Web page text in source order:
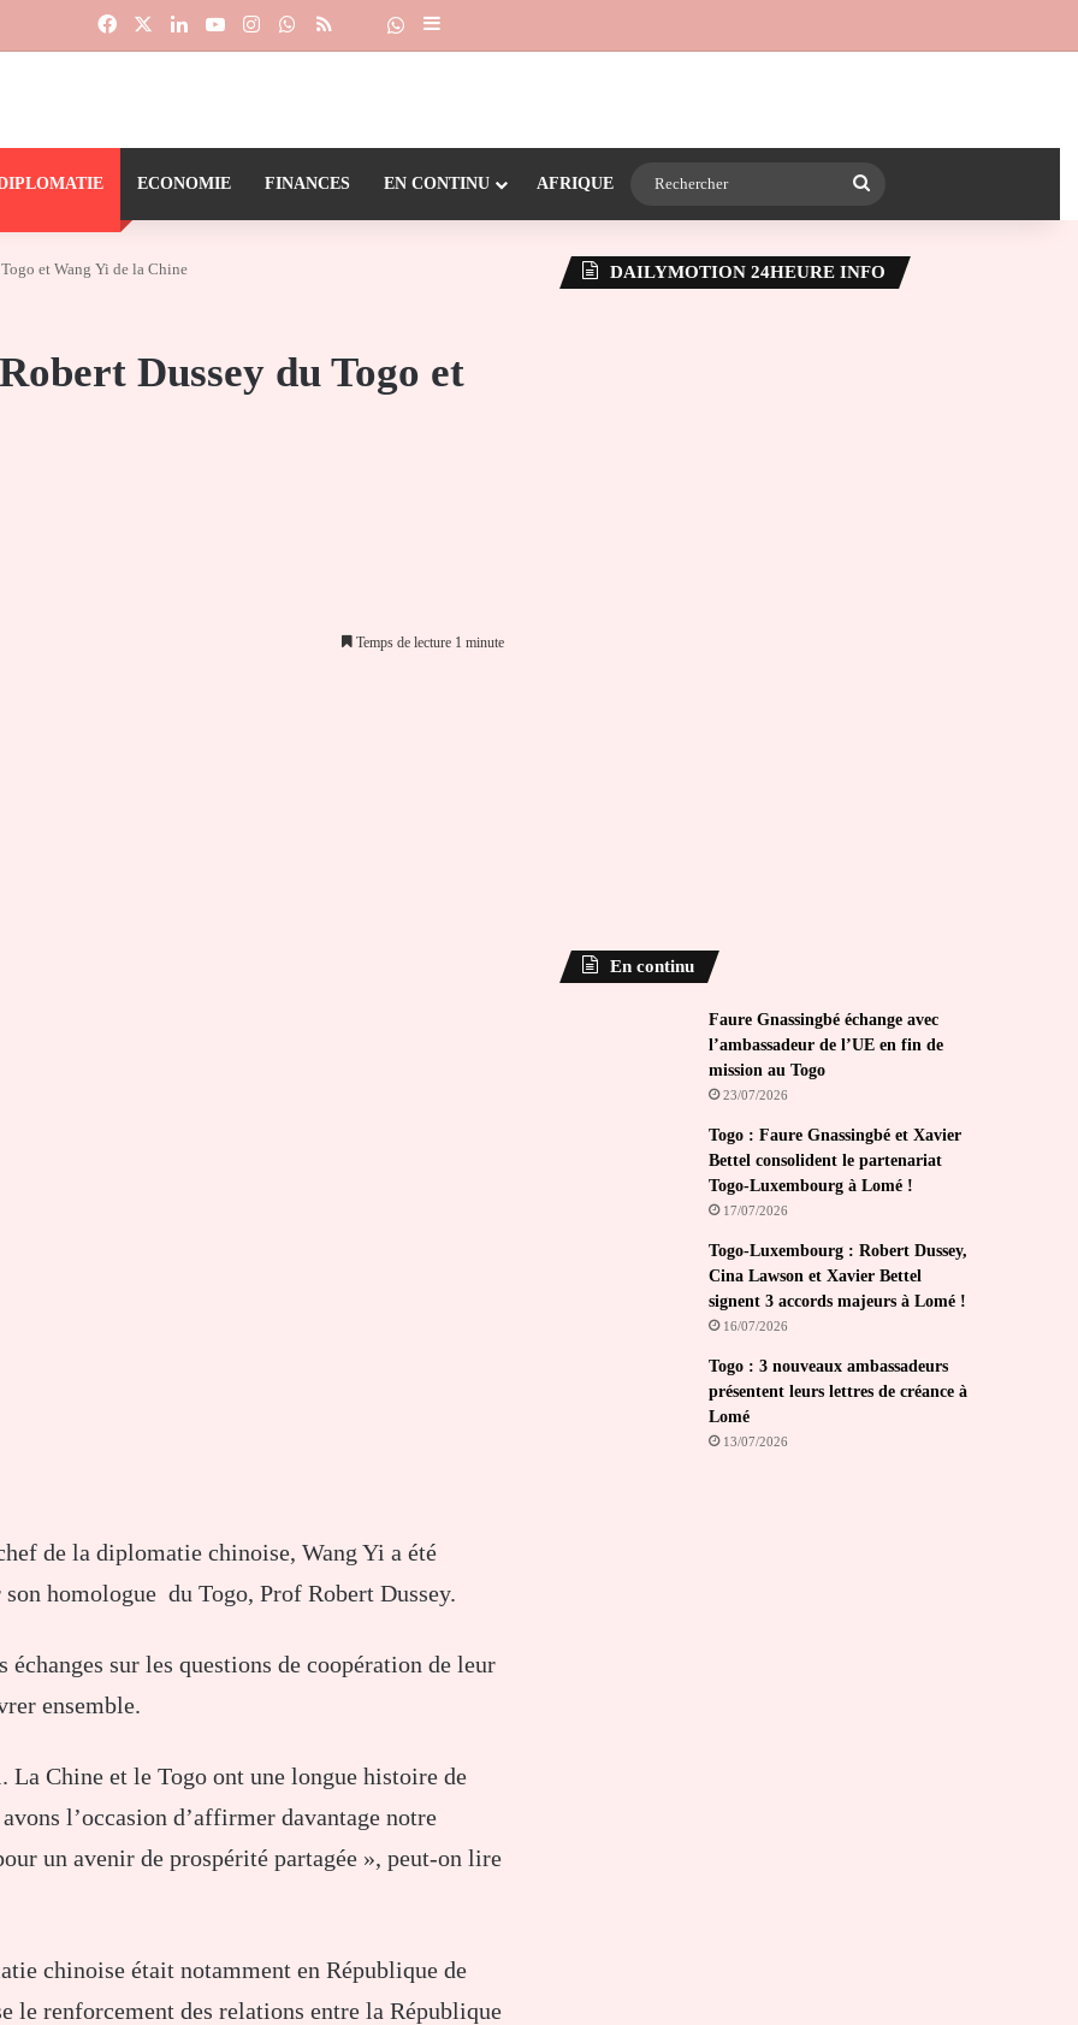
FacebookLinkedinYouTubeInstagramWhatsApp
RSS Dailymotion
Suivre la chaîne 24heureinfo sur WhatsApp
Sidebar (barre latérale)
ECONOMIE FINANCES EN CONTINU AFRIQUE
et Wang Yi de la Chine
Dussey du Togo et
Temps de lecture 1 minute
email
de la diplomatie chinoise, Wang Yi a été
homologue du Togo, Prof Robert Dussey.
sur les questions de coopération de leur
ensemble.
La Chine et le Togo ont une longue histoire de
l’occasion d’affirmer davantage notre
un avenir de prospérité partagée », peut-on lire
chinoise était notamment en République de
le renforcement des relations entre la République
DAILYMOTION 24HEURE INFO
En continu
Faure Gnassingbé échange avec
l’ambassadeur de l’UE en fin de
mission au Togo
23/07/2026
Togo : Faure Gnassingbé et Xavier
Bettel consolident le partenariat
Togo-Luxembourg à Lomé !
17/07/2026
Togo-Luxembourg : Robert Dussey,
Cina Lawson et Xavier Bettel
signent 3 accords majeurs à Lomé !
16/07/2026
Togo : 3 nouveaux ambassadeurs
présentent leurs lettres de créance à
Lomé
13/07/2026